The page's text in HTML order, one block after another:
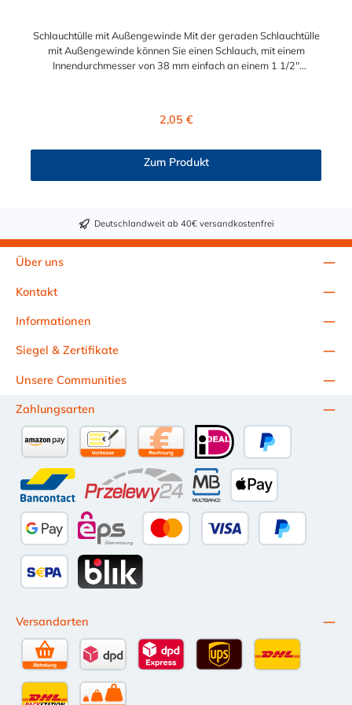
Schlauchtülle mit Außengewinde Mit der geraden Schlauchtülle
mit Außengewinde können Sie einen Schlauch, mit einem
Innendurchmesser von 38 mm einfach an einem 1 1/2"
Außengewinde wird in eine Filteranlage, Wärmetauscher o.a.
ABS und sorgt für eine sichere Verbindung Ihres
Wasserschlauches. Der gerippte Schlauchstutzen sorgt zudem
für einen sicheren Halt des Wasserschlauchs. Der Durchmesser
sowie Pooltechnik und Schwimmbadtechnik.
Regulärer Preis:
2,05 €
Zum Produkt
Deutschlandweit ab 40€ versandkostenfrei
Über uns
Kontakt
Informationen
Unsere Communities
Siegel & Zertifikate
Zahlungsarten
PayPal
Kauf auf Rechnung (10 Tage Netto)
iDEAL
Bancontact Przelewy24 Multibanco Apple Pay
Google Pay eps
Amazon Pay Vorkasse per Überweisung
Versandarten